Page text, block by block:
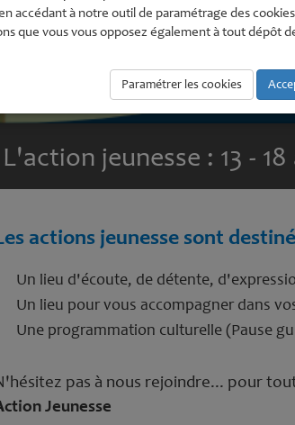
L'action jeunesse : 13 - 18
actions jeunesse sont
Un lieu d'écoute, de détente,
Un lieu pour vous accompagner dans
Une programmation culturelle (Pause
pas à nous rejoindre... pour
Jeunesse
accédant à notre outil de paramétrage des
que vous vous opposez également à tout dépôt
Paramétrer les cookies